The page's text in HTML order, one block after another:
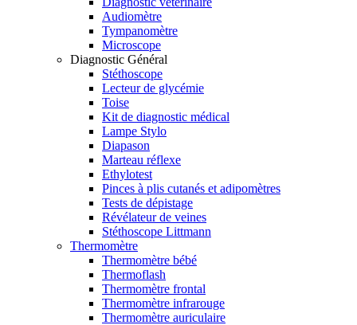
Audiomètre
Tympanomètre
Microscope
Diagnostic Général
Stéthoscope
Lecteur de glycémie
Toise
Kit de diagnostic médical
Lampe Stylo
Diapason
Marteau réflexe
Ethylotest
Pinces à plis cutanés et adipomètres
Tests de dépistage
Révélateur de veines
Stéthoscope Littmann
Thermomètre
Thermomètre bébé
Thermoflash
Thermomètre frontal
Thermomètre infrarouge
Thermomètre auriculaire